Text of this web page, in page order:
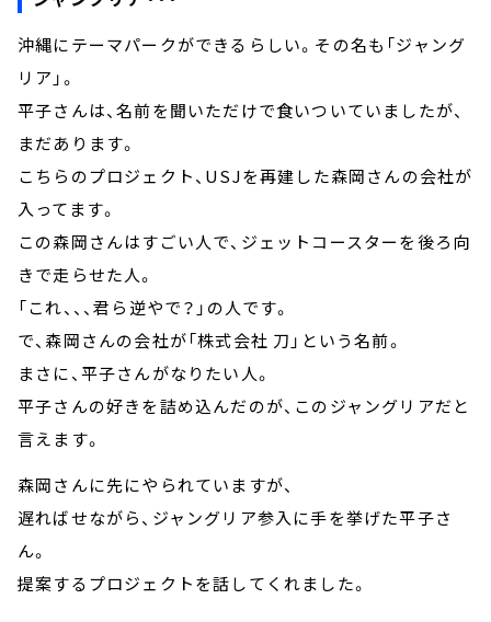
沖縄にテーマパークができるらしい。その名も「ジャング
リア」。
平子さんは、名前を聞いただけで食いついていましたが、
まだあります。
こちらのプロジェクト、USJを再建した森岡さんの会社が
入ってます。
この森岡さんはすごい人で、ジェットコースターを後ろ向
きで走らせた人。
「これ、、、君ら逆やで？」の人です。
で、森岡さんの会社が「株式会社 刀」という名前。
まさに、平子さんがなりたい人。
平子さんの好きを詰め込んだのが、このジャングリアだと
言えます。
森岡さんに先にやられていますが、
遅ればせながら、ジャングリア参入に手を挙げた平子さ
ん。
提案するプロジェクトを話してくれました。